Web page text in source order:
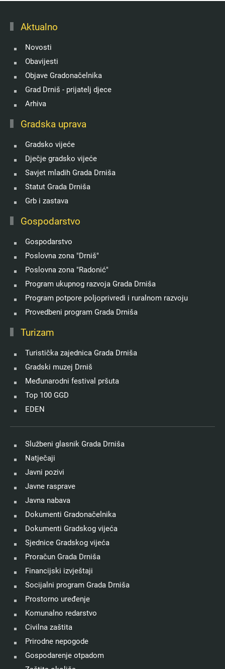
Aktualno
Novosti
Obavijesti
Objave Gradonačelnika
Grad Drniš - prijatelj djece
Arhiva
Gradska uprava
Gradsko vijeće
Dječje gradsko vijeće
Savjet mladih Grada Drniša
Statut Grada Drniša
Grb i zastava
Gospodarstvo
Gospodarstvo
Poslovna zona "Drniš"
Poslovna zona "Radonić"
Program ukupnog razvoja Grada Drniša
Program potpore poljoprivredi i ruralnom razvoju
Provedbeni program Grada Drniša
Turizam
Turistička zajednica Grada Drniša
Gradski muzej Drniš
Međunarodni festival pršuta
Top 100 GGD
EDEN
Službeni glasnik Grada Drniša
Natječaji
Javni pozivi
Javne rasprave
Javna nabava
Dokumenti Gradonačelnika
Dokumenti Gradskog vijeća
Sjednice Gradskog vijeća
Proračun Grada Drniša
Financijski izvještaji
Socijalni program Grada Drniša
Prostorno uređenje
Komunalno redarstvo
Civilna zaštita
Prirodne nepogode
Gospodarenje otpadom